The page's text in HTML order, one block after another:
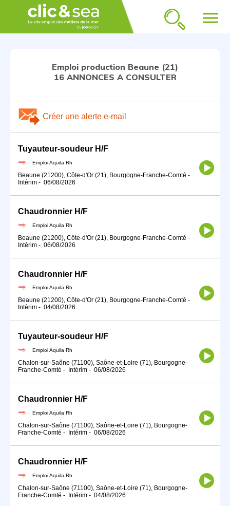
menu
Emploi production Beaune (21)
16 ANNONCES A CONSULTER
Créer une alerte e-mail
Tuyauteur-soudeur H/F
Emploi Aquila Rh
Beaune (21200), Côte-d'Or (21), Bourgogne-Franche-Comté -
Intérim - 06/08/2026
Chaudronnier H/F
Emploi Aquila Rh
Beaune (21200), Côte-d'Or (21), Bourgogne-Franche-Comté -
Intérim - 06/08/2026
Chaudronnier H/F
Emploi Aquila Rh
Beaune (21200), Côte-d'Or (21), Bourgogne-Franche-Comté -
Intérim - 04/08/2026
Tuyauteur-soudeur H/F
Emploi Aquila Rh
Chalon-sur-Saône (71100), Saône-et-Loire (71), Bourgogne-
Franche-Comté - Intérim - 06/08/2026
Chaudronnier H/F
Emploi Aquila Rh
Chalon-sur-Saône (71100), Saône-et-Loire (71), Bourgogne-
Franche-Comté - Intérim - 06/08/2026
Chaudronnier H/F
Emploi Aquila Rh
Chalon-sur-Saône (71100), Saône-et-Loire (71), Bourgogne-
Franche-Comté - Intérim - 04/08/2026